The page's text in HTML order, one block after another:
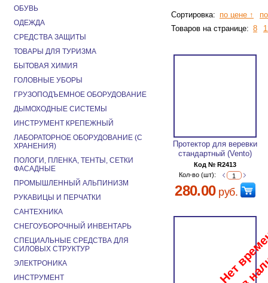
Сортировка: по цене ↑
Товаров на странице: 8
Протектор для веревки
стандартный (Vento)
Код № R2413
Кол-во (шт):
280.00руб.
ОБУВЬ
ОДЕЖДА
СРЕДСТВА ЗАЩИТЫ
ТОВАРЫ ДЛЯ ТУРИЗМА
БЫТОВАЯ ХИМИЯ
ГОЛОВНЫЕ УБОРЫ
ГРУЗОПОДЪЕМНОЕ ОБОРУДОВАНИЕ
ДЫМОХОДНЫЕ СИСТЕМЫ
ИНСТРУМЕНТ КРЕПЕЖНЫЙ
ЛАБОРАТОРНОЕ ОБОРУДОВАНИЕ (С
ХРАНЕНИЯ)
ПОЛОГИ, ПЛЕНКА, ТЕНТЫ, СЕТКИ
ФАСАДНЫЕ
ПРОМЫШЛЕННЫЙ АЛЬПИНИЗМ
РУКАВИЦЫ И ПЕРЧАТКИ
САНТЕХНИКА
СНЕГОУБОРОЧНЫЙ ИНВЕНТАРЬ
СПЕЦИАЛЬНЫЕ СРЕДСТВА ДЛЯ
СИЛОВЫХ СТРУКТУР
ЭЛЕКТРОНИКА
ИНСТРУМЕНТ